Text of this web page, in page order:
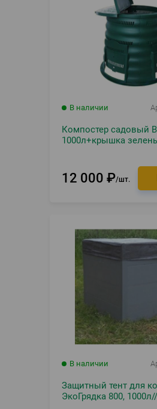
В наличии
Компостер садовый
1000л+крышка
12 000 ₽ шт.
В наличии
Защитный тент для
ЭкоГрядка 800,